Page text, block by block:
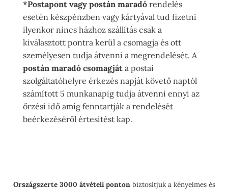
*Postapont vagy postán maradórendelés
esetén készpénzben vagy kártyával tud fizetni
ilyenkor nincs házhoz szállítás csak a
kiválasztott pontra kerül a csomagja és ott
személyesen tudja átvenni a megrendelését. A
postán maradó csomagjáta postai
szolgáltatóhelyre érkezés napját követő naptól
számított 5 munkanapig tudja átvenni ennyi az
őrzési idő amíg fenntartják a rendelését
beérkezéséről értesítést kap.
Országszerte 3000 átvételi pontonbiztosítjuk a kényelmes és